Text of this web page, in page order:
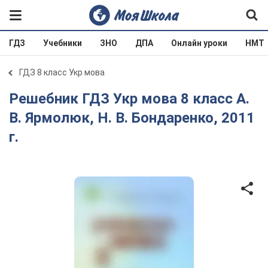
ГДЗ Учебники ЗНО ДПА Онлайн уроки НМТ
ГДЗ 8 класс Укр мова
Решебник ГДЗ Укр мова 8 класс А.
В. Ярмолюк, Н. В. Бондаренко, 2011
г.